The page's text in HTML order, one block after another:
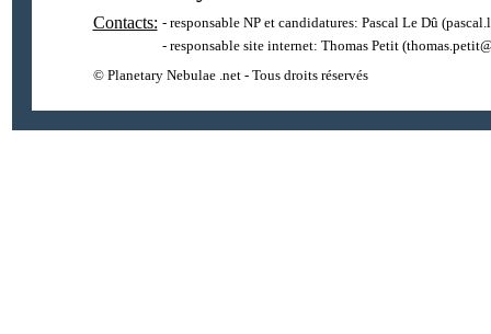
Contacts: - responsable NP et candidatures: Pascal Le Dû
- responsable site internet: Thomas Petit
© Planetary Nebulae .net - Tous droits réservés